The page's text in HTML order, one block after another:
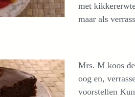
met
maar als
Mrs. M koos
oog en,
voorstellen